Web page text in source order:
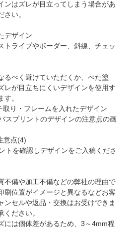
ンはズレが目立ってしまう場合があ
さい。
デザイン
ライプやボーダー、斜線、チェッ
るべく避けていただくか、べた塗
レが目立ちにくいデザインを使用す
。
取り・フレームを入れたデザイン
意点(4)
トを確認しデザインをご入稿くださ
不備や加工不備などの弊社の理由で
刷位置がイメージと異なるなどお客
ンセルや返品・交換はお受けできま
ください。
には個体差があるため、3～4mm程